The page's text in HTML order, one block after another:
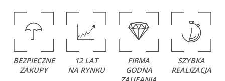
BEZPIECZNE
ZAKUPY
12 LAT
NA RYNKU
FIRMA
GODNA
SZYBKA
REALIZACJA